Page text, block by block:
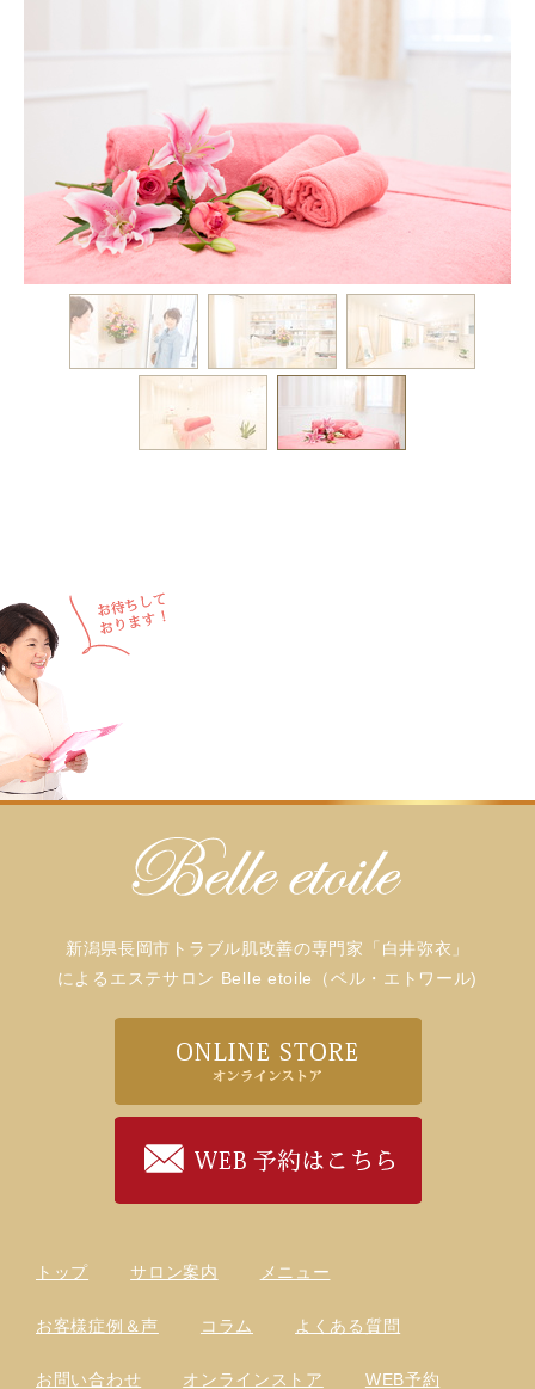
新潟県長岡市トラブル肌改善の専門家「白井弥衣」
によるエステサロン Belle etoile（ベル・エトワール)
トップ サロン案内 メニュー
お客様症例＆声 コラム よくある質問
お問い合わせ オンラインストア WEB予約